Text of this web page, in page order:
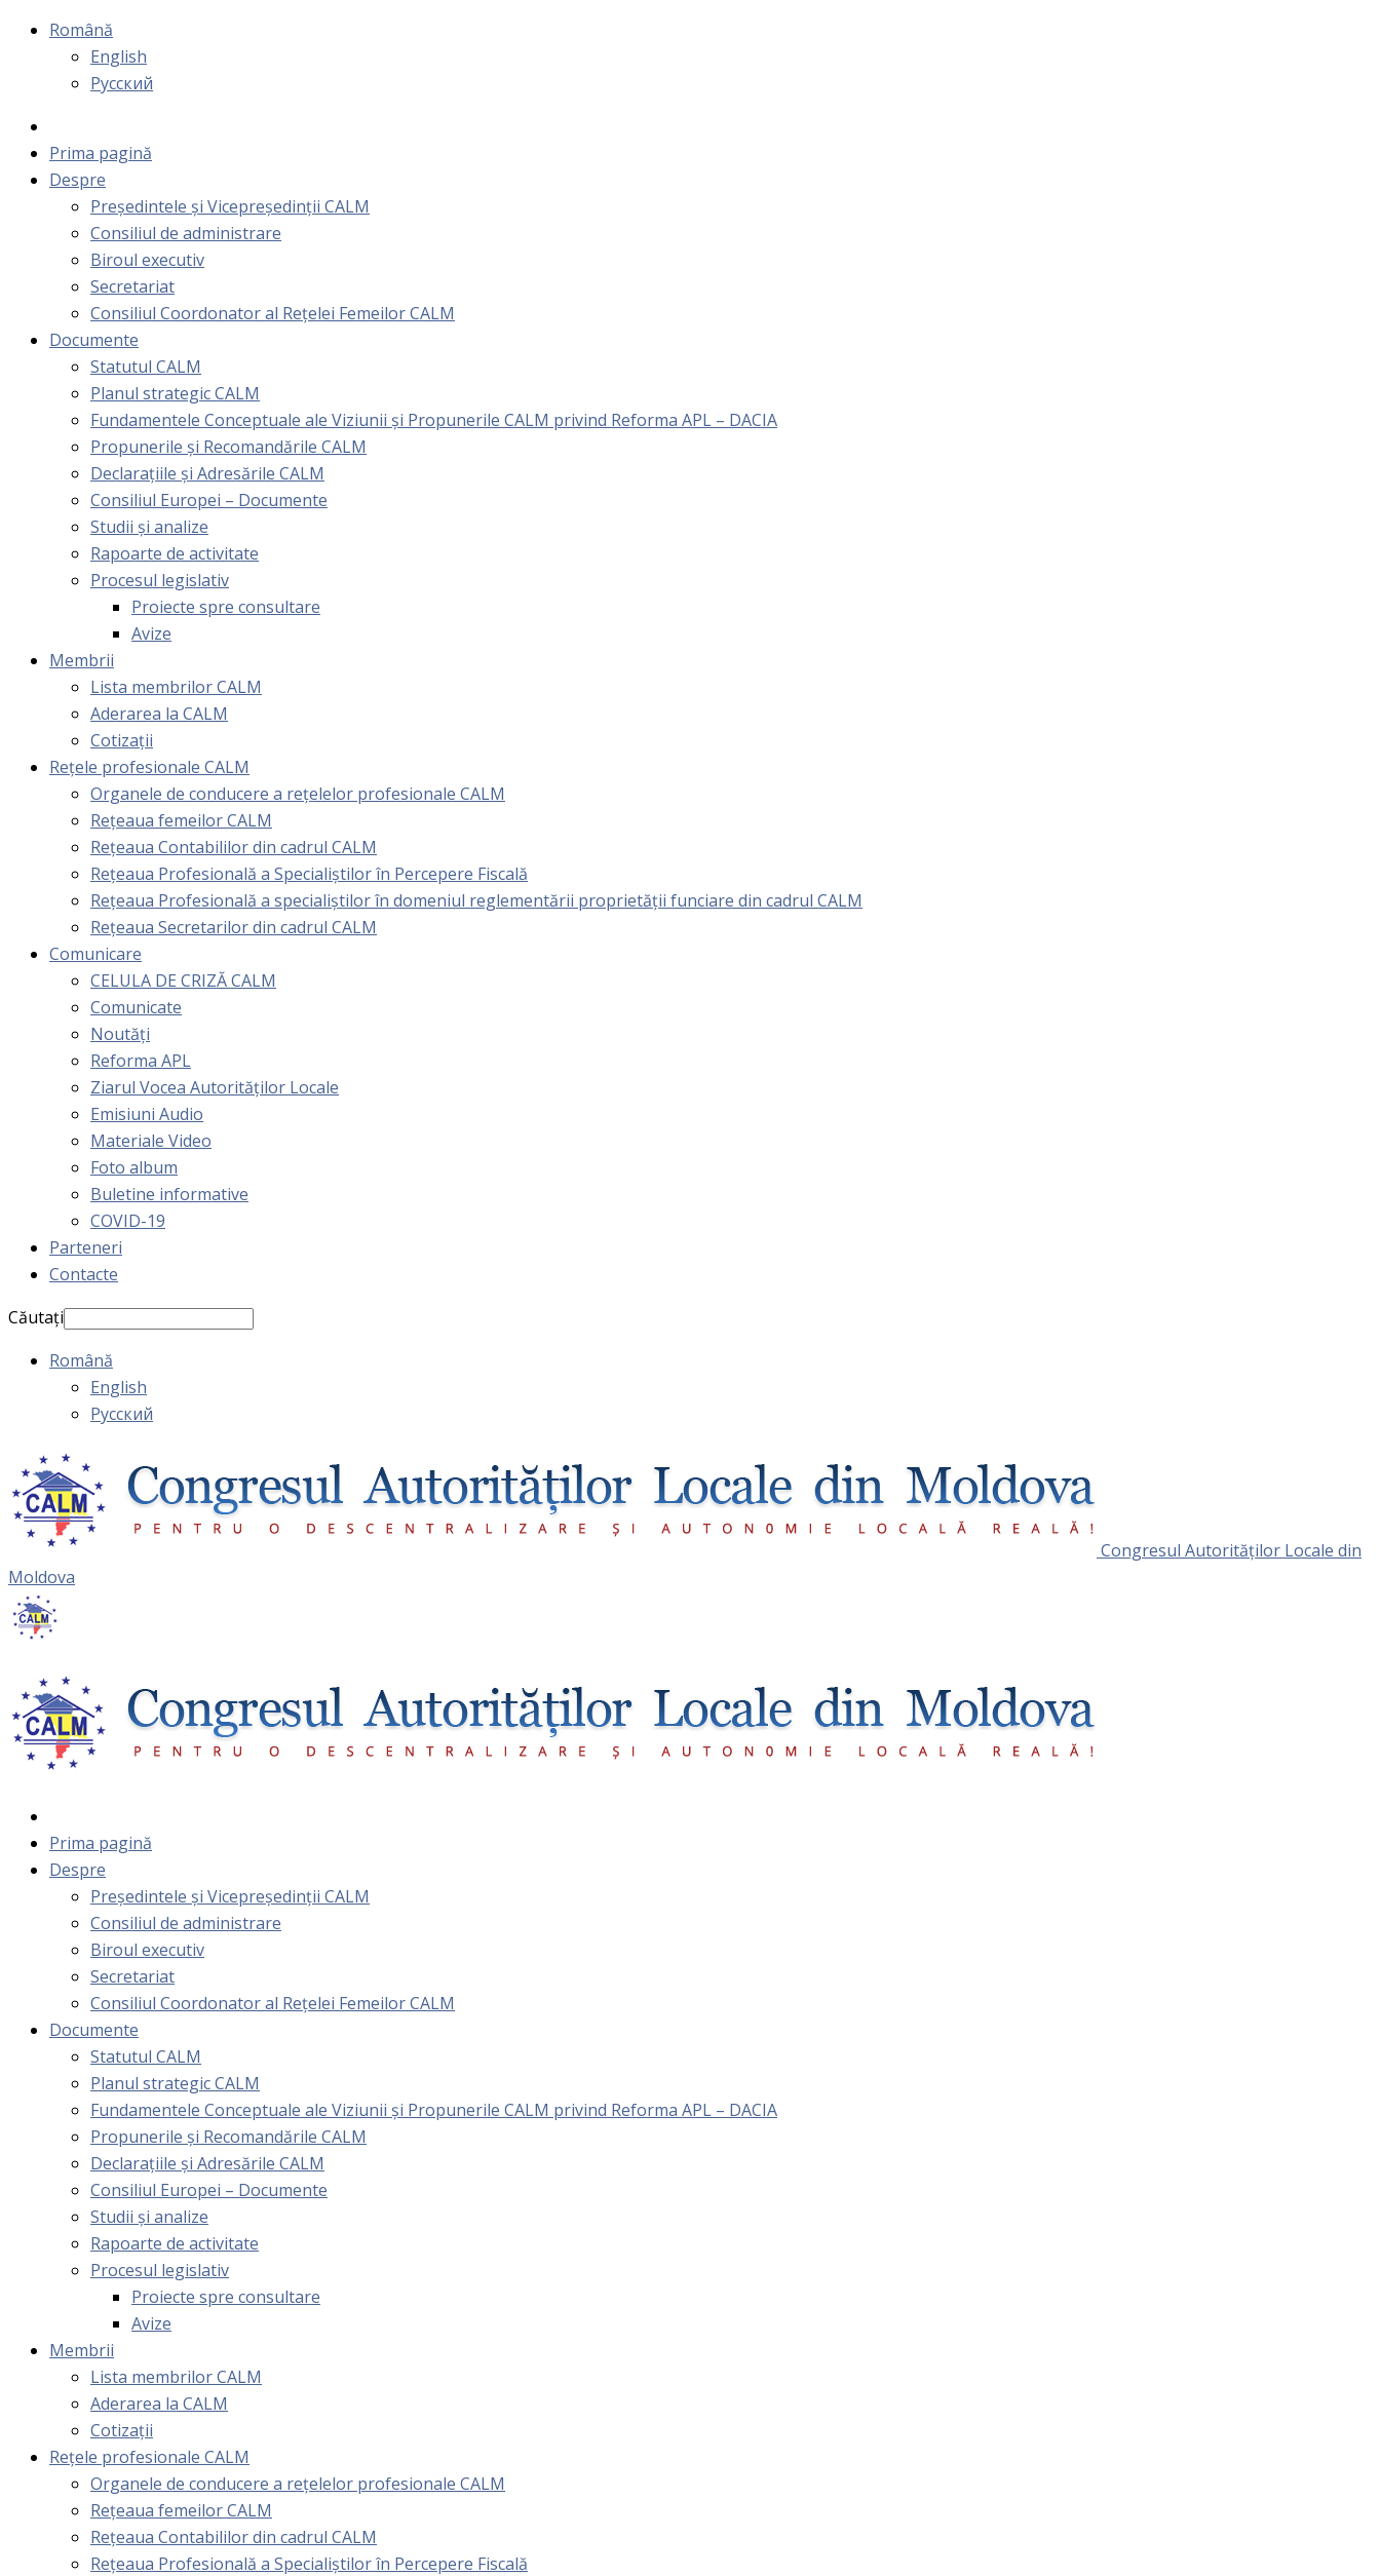
Română
English
Русский
Prima pagină
Despre
Președintele și Vicepreședinții CALM
Consiliul de administrare
Biroul executiv
Secretariat
Consiliul Coordonator al Rețelei Femeilor CALM
Documente
Statutul CALM
Planul strategic CALM
Fundamentele Conceptuale ale Viziunii și Propunerile CALM privind Reforma APL – DACIA
Propunerile și Recomandările CALM
Declarațiile și Adresările CALM
Consiliul Europei – Documente
Studii și analize
Rapoarte de activitate
Procesul legislativ
Proiecte spre consultare
Avize
Membrii
Lista membrilor CALM
Aderarea la CALM
Cotizaţii
Rețele profesionale CALM
Organele de conducere a rețelelor profesionale CALM
Rețeaua femeilor CALM
Rețeaua Contabililor din cadrul CALM
Rețeaua Profesională a Specialiștilor în Percepere Fiscală
Reţeaua Profesională a specialiştilor în domeniul reglementării proprietăţii funciare din cadrul CALM
Rețeaua Secretarilor din cadrul CALM
Comunicare
CELULA DE CRIZĂ CALM
Comunicate
Noutăți
Reforma APL
Ziarul Vocea Autorităților Locale
Emisiuni Audio
Materiale Video
Foto album
Buletine informative
COVID-19
Parteneri
Contacte
Căutați
Română
English
Русский
Congresul Autorităţilor Locale din
Moldova
Prima pagină
Despre
Președintele și Vicepreședinții CALM
Consiliul de administrare
Biroul executiv
Secretariat
Consiliul Coordonator al Rețelei Femeilor CALM
Documente
Statutul CALM
Planul strategic CALM
Fundamentele Conceptuale ale Viziunii și Propunerile CALM privind Reforma APL – DACIA
Propunerile și Recomandările CALM
Declarațiile și Adresările CALM
Consiliul Europei – Documente
Studii și analize
Rapoarte de activitate
Procesul legislativ
Proiecte spre consultare
Avize
Membrii
Lista membrilor CALM
Aderarea la CALM
Cotizaţii
Rețele profesionale CALM
Organele de conducere a rețelelor profesionale CALM
Rețeaua femeilor CALM
Rețeaua Contabililor din cadrul CALM
Rețeaua Profesională a Specialiștilor în Percepere Fiscală